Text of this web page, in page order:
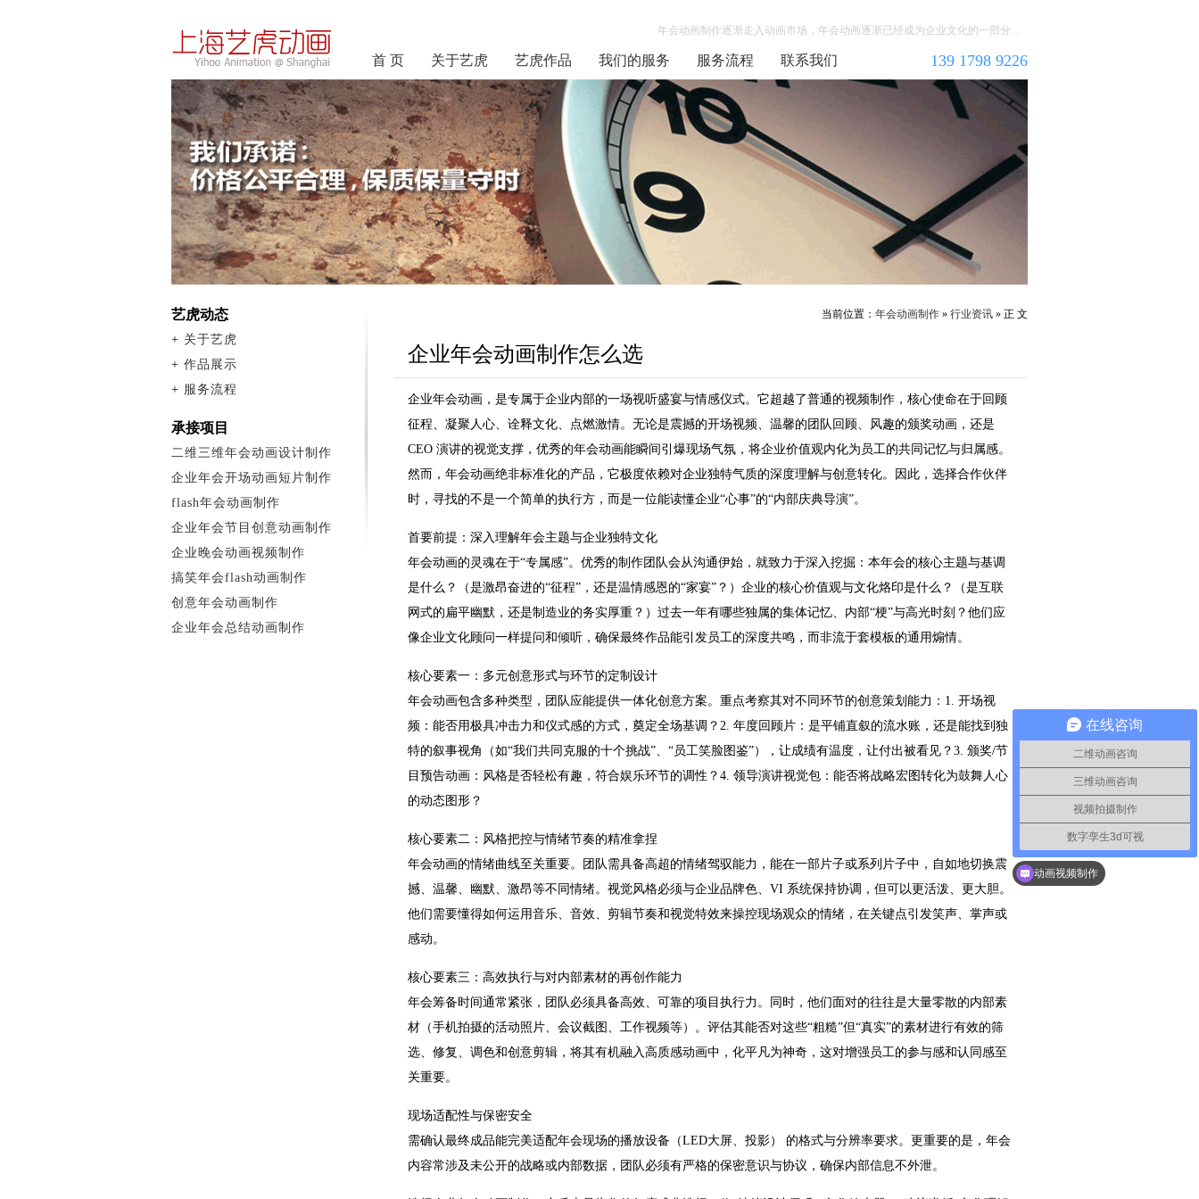
年会动画制作逐渐走入动画市场，年会动画逐渐已经成为企业文化的一部分...
首 页 关于艺虎 艺虎作品 我们的服务 服务流程 联系我们 139 1798 9226
当前位置： 年会动画制作 » 行业资讯 » 正 文
企业年会动画制作怎么选
企业年会动画，是专属于企业内部的一场视听盛宴与情感仪式。它超越了普通的视频制作，核心使命在于回顾
征程、凝聚人心、诠释文化、点燃激情。无论是震撼的开场视频、温馨的团队回顾、风趣的颁奖动画，还是
CEO 演讲的视觉支撑，优秀的年会动画能瞬间引爆现场气氛，将企业价值观内化为员工的共同记忆与归属感。
然而，年会动画绝非标准化的产品，它极度依赖对企业独特气质的深度理解与创意转化。因此，选择合作伙伴
时，寻找的不是一个简单的执行方，而是一位能读懂企业“心事”的“内部庆典导演”。
首要前提：深入理解年会主题与企业独特文化
年会动画的灵魂在于“专属感”。优秀的制作团队会从沟通伊始，就致力于深入挖掘：本年会的核心主题与基调
是什么？（是激昂奋进的“征程”，还是温情感恩的“家宴”？）企业的核心价值观与文化烙印是什么？（是互联
网式的扁平幽默，还是制造业的务实厚重？）过去一年有哪些独属的集体记忆、内部“梗”与高光时刻？他们应
像企业文化顾问一样提问和倾听，确保最终作品能引发员工的深度共鸣，而非流于套模板的通用煽情。
核心要素一：多元创意形式与环节的定制设计
年会动画包含多种类型，团队应能提供一体化创意方案。重点考察其对不同环节的创意策划能力：1. 开场视
频：能否用极具冲击力和仪式感的方式，奠定全场基调？2. 年度回顾片：是平铺直叙的流水账，还是能找到独
特的叙事视角（如“我们共同克服的十个挑战”、“员工笑脸图鉴”），让成绩有温度，让付出被看见？3. 颁奖/节
目预告动画：风格是否轻松有趣，符合娱乐环节的调性？4. 领导演讲视觉包：能否将战略宏图转化为鼓舞人心
的动态图形？
核心要素二：风格把控与情绪节奏的精准拿捏
年会动画的情绪曲线至关重要。团队需具备高超的情绪驾驭能力，能在一部片子或系列片子中，自如地切换震
撼、温馨、幽默、激昂等不同情绪。视觉风格必须与企业品牌色、VI 系统保持协调，但可以更活泼、更大胆。
他们需要懂得如何运用音乐、音效、剪辑节奏和视觉特效来操控现场观众的情绪，在关键点引发笑声、掌声或
感动。
核心要素三：高效执行与对内部素材的再创作能力
年会筹备时间通常紧张，团队必须具备高效、可靠的项目执行力。同时，他们面对的往往是大量零散的内部素
材（手机拍摄的活动照片、会议截图、工作视频等）。评估其能否对这些“粗糙”但“真实”的素材进行有效的筛
选、修复、调色和创意剪辑，将其有机融入高质感动画中，化平凡为神奇，这对增强员工的参与感和认同感至
关重要。
现场适配性与保密安全
需确认最终成品能完美适配年会现场的播放设备（LED大屏、投影） 的格式与分辨率要求。更重要的是，年会
内容常涉及未公开的战略或内部数据，团队必须有严格的保密意识与协议，确保内部信息不外泄。
艺虎动态
+ 关于艺虎
+ 作品展示
+ 服务流程
承接项目
二维三维年会动画设计制作
企业年会开场动画短片制作
flash年会动画制作
企业年会节目创意动画制作
企业晚会动画视频制作
搞笑年会flash动画制作
创意年会动画制作
企业年会总结动画制作
在线咨询
二维动画咨询
三维动画咨询
视频拍摄制作
数字孪生3d可视
动画视频制作